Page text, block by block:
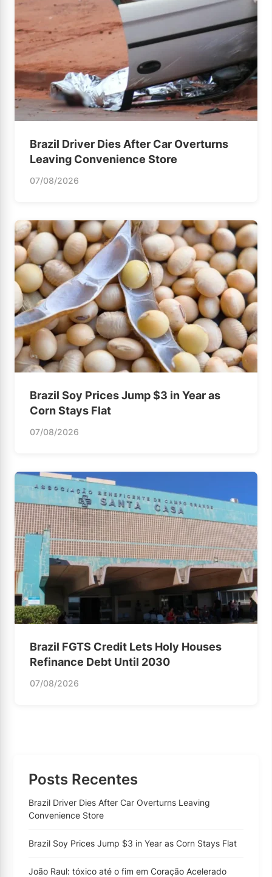
Brazil Driver Dies After Car Overturns
Leaving Convenience Store
07/08/2026
Brazil Soy Prices Jump $3 in Year as
Corn Stays Flat
07/08/2026
Brazil FGTS Credit Lets Holy Houses
Refinance Debt Until 2030
07/08/2026
Posts Recentes
Brazil Driver Dies After Car Overturns Leaving
Convenience Store
Brazil Soy Prices Jump $3 in Year as Corn Stays Flat
João Raul: tóxico até o fim em Coração Acelerado